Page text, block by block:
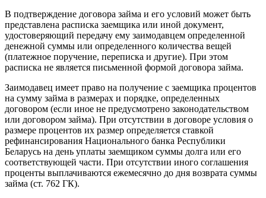
В подтверждение договора займа и его условий может быть
представлена расписка заемщика или иной документ,
удостоверяющий передачу ему заимодавцем определенной
денежной суммы или определенного количества вещей
(платежное поручение, переписка и другие). При этом
расписка не является письменной формой договора займа.
Заимодавец имеет право на получение с заемщика процентов
на сумму займа в размерах и порядке, определенных
договором (если иное не предусмотрено законодательством
или договором займа). При отсутствии в договоре условия о
размере процентов их размер определяется ставкой
рефинансирования Национального банка Республики
Беларусь на день уплаты заемщиком суммы долга или его
соответствующей части. При отсутствии иного соглашения
проценты выплачиваются ежемесячно до дня возврата суммы
займа (ст. 762 ГК).